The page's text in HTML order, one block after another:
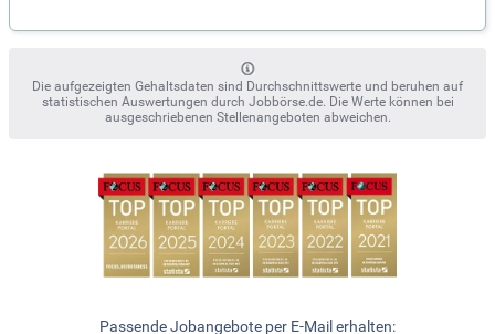
Die aufgezeigten Gehaltsdaten sind Durchschnittswerte und beruhen auf
statistischen Auswertungen durch Jobbörse.de. Die Werte können bei
ausgeschriebenen Stellenangeboten abweichen.
Passende Jobangebote per E-Mail erhalten: